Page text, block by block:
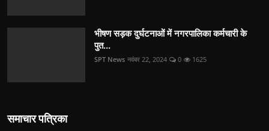
भीषण सड़क दुर्घटनाओं में नगरपालिका कर्मचारी के
पुत...
SPT News नवंबर 22, 2024 0 1625
समाचार पत्रिका